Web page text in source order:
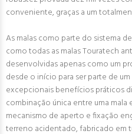
conveniente, graças a um
As malas como parte do sistema
como todas as malas Touratech
desenvolvidas apenas como um
desde o início para ser parte de
excepcionais benefícios práticos
combinação única entre uma
mecanismo de aperto e fixação
terreno acidentado, fabricado em